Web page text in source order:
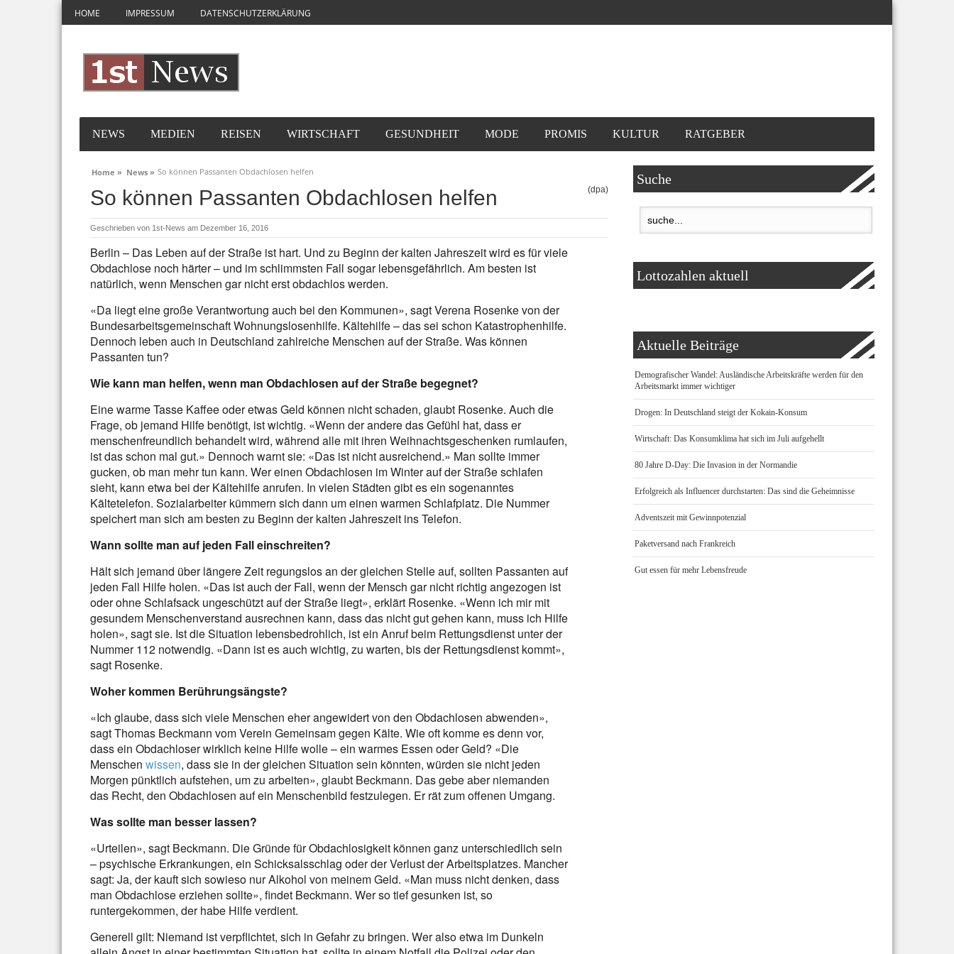
HOME IMPRESSUM DATENSCHUTZERKLÄRUNG
NEWS MEDIEN REISEN WIRTSCHAFT GESUNDHEIT MODE PROMIS KULTUR RATGEBER
Home » News » So können Passanten Obdachlosen helfen
So können Passanten Obdachlosen helfen (dpa)
Geschrieben von 1st-News am Dezember 16, 2016
Berlin – Das Leben auf der Straße ist hart. Und zu Beginn der kalten Jahreszeit wird es für viele
Obdachlose noch härter – und im schlimmsten Fall sogar lebensgefährlich. Am besten ist
natürlich, wenn Menschen gar nicht erst obdachlos werden.
«Da liegt eine große Verantwortung auch bei den Kommunen», sagt Verena Rosenke von der
Bundesarbeitsgemeinschaft Wohnungslosenhilfe. Kältehilfe – das sei schon Katastrophenhilfe.
Dennoch leben auch in Deutschland zahlreiche Menschen auf der Straße. Was können
Passanten tun?
Wie kann man helfen, wenn man Obdachlosen auf der Straße begegnet?
Eine warme Tasse Kaffee oder etwas Geld können nicht schaden, glaubt Rosenke. Auch die
Frage, ob jemand Hilfe benötigt, ist wichtig. «Wenn der andere das Gefühl hat, dass er
menschenfreundlich behandelt wird, während alle mit ihren Weihnachtsgeschenken rumlaufen,
ist das schon mal gut.» Dennoch warnt sie: «Das ist nicht ausreichend.» Man sollte immer
gucken, ob man mehr tun kann. Wer einen Obdachlosen im Winter auf der Straße schlafen
sieht, kann etwa bei der Kältehilfe anrufen. In vielen Städten gibt es ein sogenanntes
Kältetelefon. Sozialarbeiter kümmern sich dann um einen warmen Schlafplatz. Die Nummer
speichert man sich am besten zu Beginn der kalten Jahreszeit ins Telefon.
Wann sollte man auf jeden Fall einschreiten?
Hält sich jemand über längere Zeit regungslos an der gleichen Stelle auf, sollten Passanten auf
jeden Fall Hilfe holen. «Das ist auch der Fall, wenn der Mensch gar nicht richtig angezogen ist
oder ohne Schlafsack ungeschützt auf der Straße liegt», erklärt Rosenke. «Wenn ich mir mit
gesundem Menschenverstand ausrechnen kann, dass das nicht gut gehen kann, muss ich Hilfe
holen», sagt sie. Ist die Situation lebensbedrohlich, ist ein Anruf beim Rettungsdienst unter der
Nummer 112 notwendig. «Dann ist es auch wichtig, zu warten, bis der Rettungsdienst kommt»,
sagt Rosenke.
Woher kommen Berührungsängste?
«Ich glaube, dass sich viele Menschen eher angewidert von den Obdachlosen abwenden»,
sagt Thomas Beckmann vom Verein Gemeinsam gegen Kälte. Wie oft komme es denn vor,
dass ein Obdachloser wirklich keine Hilfe wolle – ein warmes Essen oder Geld? «Die
Menschen wissen, dass sie in der gleichen Situation sein könnten, würden sie nicht jeden
Morgen pünktlich aufstehen, um zu arbeiten», glaubt Beckmann. Das gebe aber niemanden
das Recht, den Obdachlosen auf ein Menschenbild festzulegen. Er rät zum offenen Umgang.
Was sollte man besser lassen?
«Urteilen», sagt Beckmann. Die Gründe für Obdachlosigkeit können ganz unterschiedlich sein
– psychische Erkrankungen, ein Schicksalsschlag oder der Verlust der Arbeitsplatzes. Mancher
sagt: Ja, der kauft sich sowieso nur Alkohol von meinem Geld. «Man muss nicht denken, dass
man Obdachlose erziehen sollte», findet Beckmann. Wer so tief gesunken ist, so
runtergekommen, der habe Hilfe verdient.
Generell gilt: Niemand ist verpflichtet, sich in Gefahr zu bringen. Wer also etwa im Dunkeln
Suche
Lottozahlen aktuell
Aktuelle Beiträge
Demografischer Wandel: Ausländische Arbeitskräfte werden für den
Arbeitsmarkt immer wichtiger
Drogen: In Deutschland steigt der Kokain-Konsum
Wirtschaft: Das Konsumklima hat sich im Juli aufgehellt
80 Jahre D-Day: Die Invasion in der Normandie
Erfolgreich als Influencer durchstarten: Das sind die Geheimnisse
Adventszeit mit Gewinnpotenzial
Paketversand nach Frankreich
Gut essen für mehr Lebensfreude